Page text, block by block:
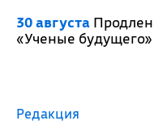
30 августа
«Ученые будущего»
Редакция